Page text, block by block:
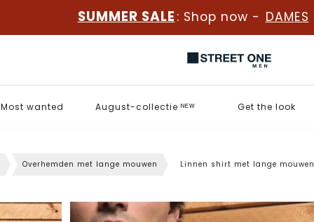
SUMMER SALE : Shop now - DAMES
Most wanted August-collectie ᴺᴱᵂ Get the look
Overhemden met lange mouwen Linnen shirt met lange mouwen